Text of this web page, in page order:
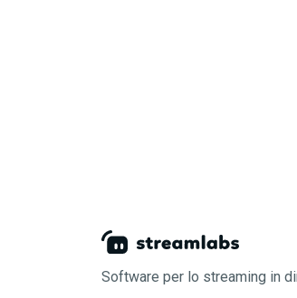
Software per lo streaming in